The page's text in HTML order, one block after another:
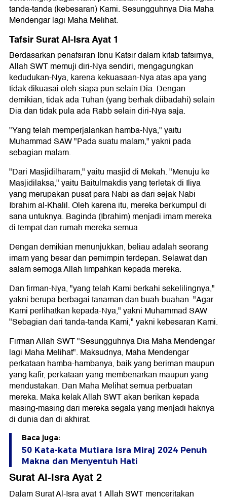
tanda-tanda (kebesaran) Kami. Sesungguhnya Dia Maha
Mendengar lagi Maha Melihat.
Tafsir Surat Al-Isra Ayat 1
Berdasarkan penafsiran Ibnu Katsir dalam kitab tafsirnya,
Allah SWT memuji diri-Nya sendiri, mengagungkan
kedudukan-Nya, karena kekuasaan-Nya atas apa yang
tidak dikuasai oleh siapa pun selain Dia. Dengan
demikian, tidak ada Tuhan (yang berhak diibadahi) selain
Dia dan tidak pula ada Rabb selain diri-Nya saja.
"Yang telah memperjalankan hamba-Nya," yaitu
Muhammad SAW "Pada suatu malam," yakni pada
sebagian malam.
"Dari Masjidilharam," yaitu masjid di Mekah. "Menuju ke
Masjidilaksa," yaitu Baitulmakdis yang terletak di Iliya
yang merupakan pusat para Nabi as dari sejak Nabi
Ibrahim al-Khalil. Oleh karena itu, mereka berkumpul di
sana untuknya. Baginda (Ibrahim) menjadi imam mereka
di tempat dan rumah mereka semua.
Dengan demikian menunjukkan, beliau adalah seorang
imam yang besar dan pemimpin terdepan. Selawat dan
salam semoga Allah limpahkan kepada mereka.
Dan firman-Nya, "yang telah Kami berkahi sekelilingnya,"
yakni berupa berbagai tanaman dan buah-buahan. "Agar
Kami perlihatkan kepada-Nya," yakni Muhammad SAW
"Sebagian dari tanda-tanda Kami," yakni kebesaran Kami.
Firman Allah SWT "Sesungguhnya Dia Maha Mendengar
lagi Maha Melihat". Maksudnya, Maha Mendengar
perkataan hamba-hambanya, baik yang beriman maupun
yang kafir, perkataan yang membenarkan maupun yang
mendustakan. Dan Maha Melihat semua perbuatan
mereka. Maka kelak Allah SWT akan berikan kepada
masing-masing dari mereka segala yang menjadi haknya
di dunia dan di akhirat.
Baca juga:
50 Kata-kata Mutiara Isra Miraj 2024 Penuh
Makna dan Menyentuh Hati
Surat Al-Isra Ayat 2
Dalam Surat Al-Isra ayat 1 Allah SWT menceritakan